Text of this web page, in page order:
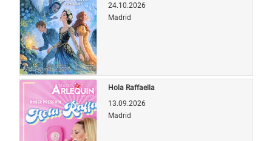
Bild: entradas.com
24.10.2026
Madrid
Hola Raffaella
13.09.2026
Madrid